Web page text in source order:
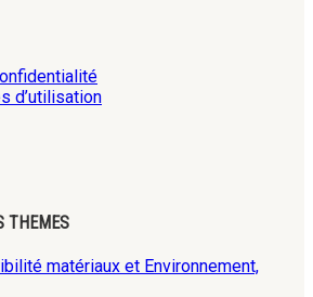
d’utilisation
THEMES
matériaux et Environnement,